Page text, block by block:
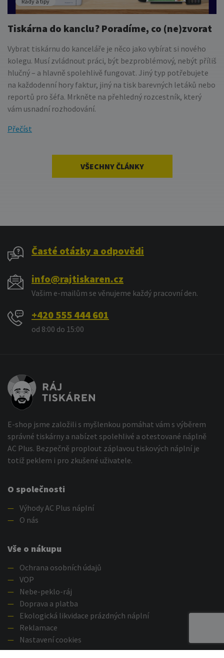
Tiskárna do kanclu? Poradíme, co (ne)zvorat
Vybrat tiskárnu do kanceláře je něco jako vybírat si nového
kolegu. Musí zvládnout práci, být bezproblémový, nebýt příliš
hlučný – a hlavně spolehlivě fungovat. Jiný typ potřebujete
na každodenní hory faktur, jiný na tisk barevných letáků nebo
reportů pro šéfa. Mrkněte na přehledný rozcestník, který
vám usnadní rozhodování.
Přečíst
VŠECHNY ČLÁNKY
Časté otázky a odpovědi
info@rajtiskaren.cz
Vašim e-mailům se věnujeme každý pracovní den.
+420 555 444 601
od 8:00 do 15:00
E-shop jsme založili s myšlenkou pomáhat vám s výběrem
správné tiskárny a nabízet spolehlivé a otestované náplně
AC Plus. Bezpečně proplout záplavou tiskových náplní je
totiž peklem i pro zkušené uživatele.
O společnosti
— Výhody AC Plus náplní
—
O nás
Vše o nákupu
—
Ochrana osobních údajů
— VOP
—
Nebe-peklo-ráj
—
Doprava a platba
—
Ekologická likvidace prázdných náplní
—
Reklamace
—
Nastavení cookies